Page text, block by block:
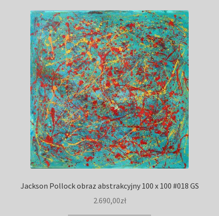
Jackson Pollock obraz abstrakcyjny 100 x 100 #018 GS
2.690,00zł